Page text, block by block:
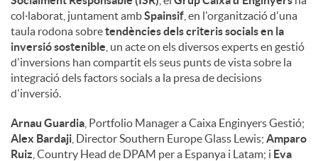
col·laborat, juntament ambSpainsif , en l'organització d'una
taula rodona sobretendències dels criteris socials en la
inversió sostenible , un acte on els diversos experts en gestió
d'inversions han compartit els seus punts de vista sobre la
integració dels factors socials a la presa de decisions
d'inversió.
Arnau Guardia , Portfolio Manager a Caixa Enginyers Gestió;
Alex Bardaji , Director Southern Europe Glass Lewis; Amparo
Ruiz , Country Head de DPAM per a Espanya i Latam; i Eva